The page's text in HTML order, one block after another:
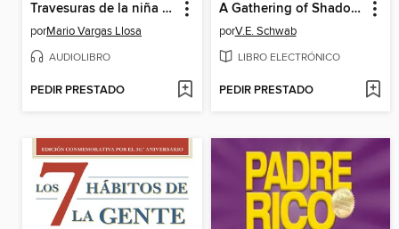
Travesuras de la niña mala
porMario Vargas Llosa
AUDIOLIBRO
PEDIR PRESTADO
A Gathering of Shadows
porV.E. Schwab
LIBRO ELECTRÓNICO
PEDIR PRESTADO